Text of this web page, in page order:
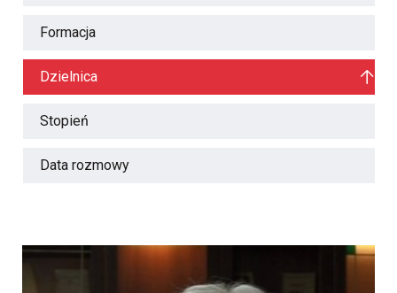
Formacja
Dzielnica
Stopień
Data rozmowy